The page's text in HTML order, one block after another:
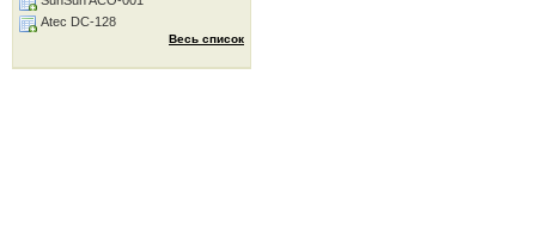
Atec DC-128
Весь список